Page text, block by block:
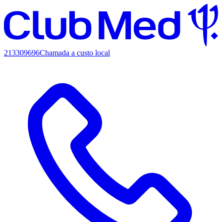
213309696Chamada a custo local